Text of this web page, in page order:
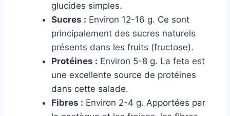
glucides simples.
Sucres : Environ 12-16 g. Ce sont
principalement des sucres naturels
présents dans les fruits (fructose).
Protéines : Environ 5-8 g. La feta est
une excellente source de protéines
dans cette salade.
Fibres : Environ 2-4 g. Apportées par